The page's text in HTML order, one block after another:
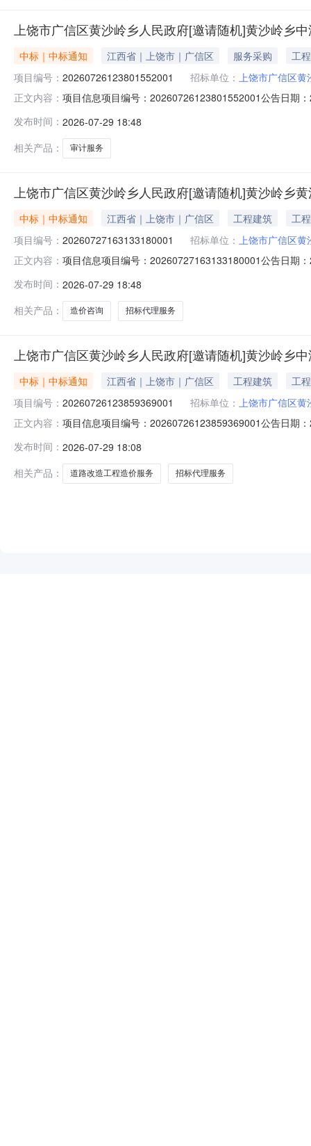
上饶市广信区黄沙岭乡人民政府[邀请随机]黄沙岭乡
中标｜中标通知 江西省｜上饶市｜广信区 服务采购
工程
项目编号： 20260726123801552001 招标单位： 上饶市广信区
正文内容： 项目信息项目编号：20260726123801552001公告日期
地项目提供第一次审计服务商品信息商品名称品牌参数
发布时间： 2026-07-29 18:48
相关产品：
审计服务
上饶市广信区黄沙岭乡人民政府[邀请随机]黄沙岭乡
中标｜中标通知 江西省｜上饶市｜广信区 工程建筑
工程
项目编号： 20260727163133180001 招标单位： 上饶市广信区
正文内容： 项目信息项目编号：20260727163133180001公告日期
村林坞至哑子堆道路改建工程提供造价咨询（含招标代
发布时间： 2026-07-29 18:48
相关产品：
造价咨询 招标代理服务
上饶市广信区黄沙岭乡人民政府[邀请随机]黄沙岭乡
中标｜中标通知 江西省｜上饶市｜广信区 工程建筑
工程
项目编号： 20260726123859369001 招标单位： 上饶市广信区
正文内容： 项目信息项目编号：20260726123859369001公告日期
注：为黄沙岭乡中洲村虎栏坑和湖山村两块坪至里三连
发布时间： 2026-07-29 18:08
相关产品：
道路改造工程造价服务 招标代理服务